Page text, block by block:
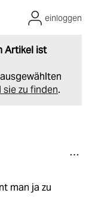
Artikel ist
sie zu finden.
einloggen
man ja zu